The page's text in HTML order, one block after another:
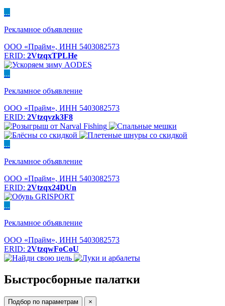
...
Рекламное объявление
ООО «Прайм», ИНН 5403082573
ERID: 2VtzqxTPLHe
...
Рекламное объявление
ООО «Прайм», ИНН 5403082573
ERID: 2Vtzqvzk3F8
...
Рекламное объявление
ООО «Прайм», ИНН 5403082573
ERID: 2Vtzqx24DUn
...
Рекламное объявление
ООО «Прайм», ИНН 5403082573
ERID: 2VtzqwFoCoU
Быстросборные палатки
Подбор по параметрам ×